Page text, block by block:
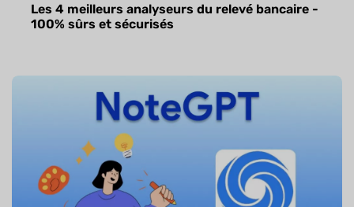
Les 4 meilleurs analyseurs du relevé bancaire -
100% sûrs et sécurisés